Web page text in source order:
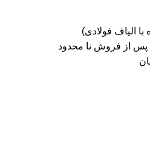
الیاف فولادی)
از فروش نا محدود